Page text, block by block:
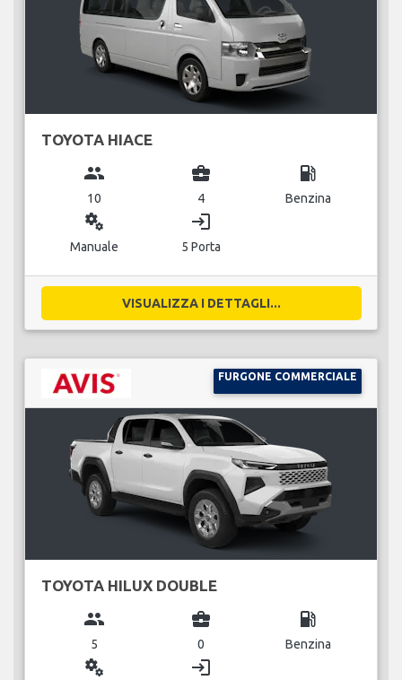
TOYOTA HIACE
group
10
business_center
4
local_gas_station
Benzina
miscellaneous_services
Manuale
login
5 Porta
VISUALIZZA I DETTAGLI...
FURGONE COMMERCIALE
TOYOTA HILUX DOUBLE
group
5
business_center
0
local_gas_station
Benzina
miscellaneous_services login